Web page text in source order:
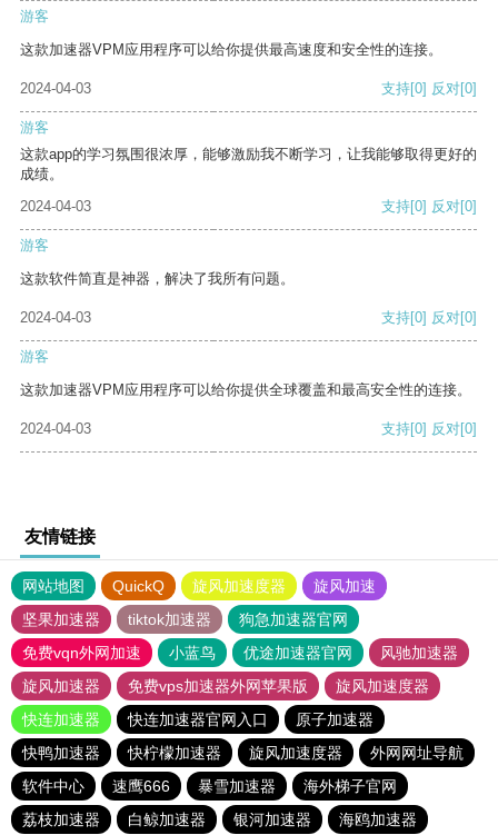
游客
这款加速器VPM应用程序可以给你提供最高速度和安全性的连接。
2024-04-03 支持[0] 反对[0]
游客
这款app的学习氛围很浓厚，能够激励我不断学习，让我能够取得更好的
成绩。
2024-04-03
支持[0] 反对[0]
游客
这款软件简直是神器，解决了我所有问题。
2024-04-03 支持[0] 反对[0]
游客
这款加速器VPM应用程序可以给你提供全球覆盖和最高安全性的连接。
2024-04-03 支持[0] 反对[0]
友情链接
网站地图 QuickQ 旋风加速度器
旋风加速
坚果加速器
tiktok加速器
狗急加速器官网
免费vqn外网加速
小蓝鸟 优途加速器官网
风驰加速器
旋风加速器
免费vps加速器外网苹果版
旋风加速度器
快连加速器
快连加速器官网入口
原子加速器
快鸭加速器
快柠檬加速器 旋风加速度器
外网网址导航
软件中心
速鹰666 暴雪加速器
海外梯子官网
荔枝加速器
白鲸加速器 银河加速器 海鸥加速器